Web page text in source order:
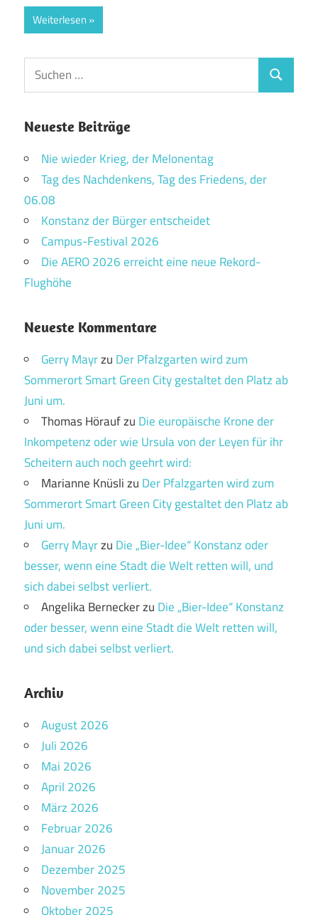
Weiterlesen
Suchen
nach:
Suchen
Neueste Beiträge
Nie wieder Krieg, der Melonentag
Tag des Nachdenkens, Tag des Friedens, der
06.08
Konstanz der Bürger entscheidet
Campus-Festival 2026
Die AERO 2026 erreicht eine neue Rekord-
Flughöhe
Neueste Kommentare
Gerry Mayrzu Der Pfalzgarten wird zum
Sommerort Smart Green City gestaltet den Platz ab
Juni um.
Thomas Höraufzu Die europäische Krone der
Inkompetenz oder wie Ursula von der Leyen für ihr
Scheitern auch noch geehrt wird:
Marianne Knüslizu Der Pfalzgarten wird zum
Sommerort Smart Green City gestaltet den Platz ab
Juni um.
Gerry Mayrzu Die „Bier-Idee“ Konstanz oder
besser, wenn eine Stadt die Welt retten will, und
sich dabei selbst verliert.
Angelika Berneckerzu Die „Bier-Idee“ Konstanz
oder besser, wenn eine Stadt die Welt retten will,
und sich dabei selbst verliert.
Archiv
August 2026
Juli 2026
Mai 2026
April 2026
März 2026
Februar 2026
Januar 2026
Dezember 2025
November 2025
Oktober 2025